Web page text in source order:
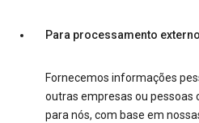
Para processamento externo
Fornecemos informações
outras empresas ou pessoas
para nós, com base em